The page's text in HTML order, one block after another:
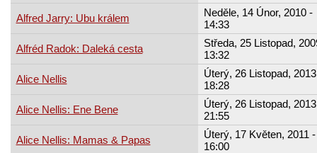
Alfred Jarry: Ubu králem
Neděle, 14 Únor, 2010 -
14:33
Alfréd Radok: Daleká cesta
Středa, 25 Listopad,
13:32
Alice Nellis
Úterý, 26 Listopad,
18:28
Alice Nellis: Ene Bene
Úterý, 26 Listopad,
21:55
Alice Nellis: Mamas & Papas
Úterý, 17 Květen, 2011 -
16:00